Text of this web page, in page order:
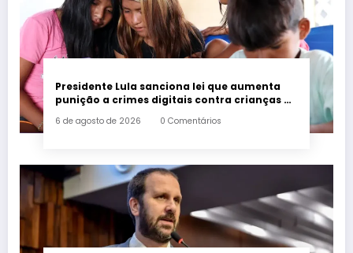
Presidente Lula sanciona lei que aumenta
punição a crimes digitais contra crianças é
6 de agosto de 2026 0 Comentários